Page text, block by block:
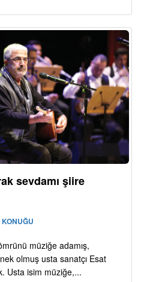
sevdamı şiire
müziğe adamış,
olmuş usta sanatçı Esat
Usta isim müziğe,...